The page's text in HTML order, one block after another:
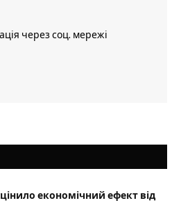
через соц. мережі
економічний ефект від